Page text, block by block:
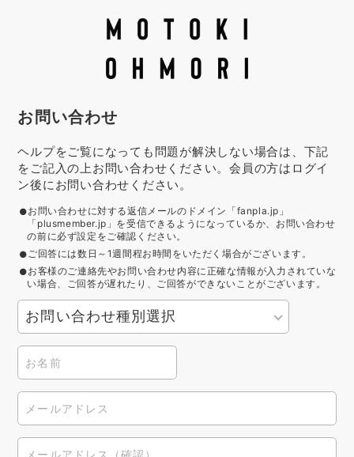
お問い合わせ
ヘルプをご覧になっても問題が解決しない場合は、下記
をご記入の上お問い合わせください。会員の方はログイ
ン後にお問い合わせください。
お問い合わせに対する返信メールのドメイン「fanpla.jp」
「plusmember.jp」を受信できるようになっているか、お問い合わせ
の前に必ず設定をご確認ください。
ご回答には数日～1週間程お時間をいただく場合がございます。
お客様のご連絡先やお問い合わせ内容に正確な情報が入力されていな
い場合、ご回答が遅れたり、ご回答ができないことがございます。